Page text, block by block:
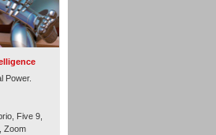
Power.
Five 9,
Zoom